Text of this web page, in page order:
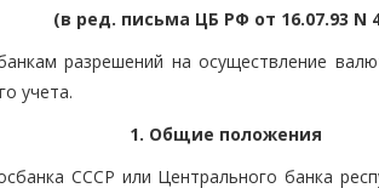
(в ред. письма ЦБ РФ от 16.07.93 N
разрешений на осуществление
учета.
1. Общие положения
СССР или Центрального банка